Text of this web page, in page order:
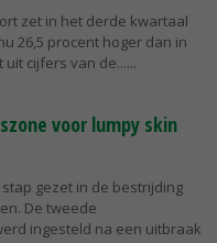
zet in het derde kwartaal
26,5 procent hoger dan in
cijfers van de...
voor lumpy skin
gezet in de bestrijding
De tweede
ingesteld na een uitbraak